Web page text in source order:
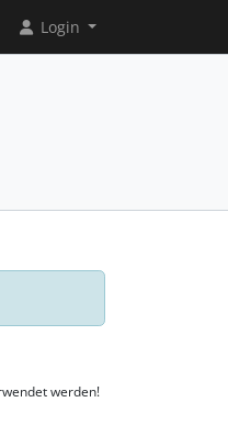
Login
werden!